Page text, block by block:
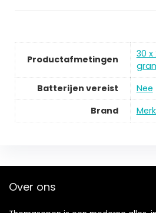
Productafmetingen
‎30 x
Batterijen vereist
‎Nee
Brand
Over ons